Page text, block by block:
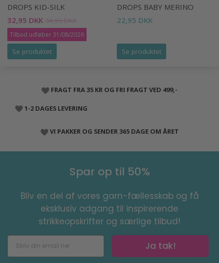
DROPS KID-SILK
32,95 DKK 34,95 DKK
Tilbud udløber 31/08/2026
Se produktet
DROPS BABY MERINO
22,95 DKK
Se produktet
FRAGT FRA 35 KR OG FRI FRAGT VED 499,-
1-2 DAGES LEVERING
VI PAKKER OG SENDER 365 DAGE OM ÅRET
Spar op til 50%
Bliv en del af vores garn-fællesskab og få
eksklusiv adgang til inspirerende
strikkeopskrifter og særlige tilbud!
Ja tak!